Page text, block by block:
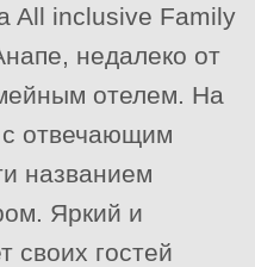
All inclusive Family
недалеко от
отелем. На
с отвечающим
названием
Яркий и
своих гостей